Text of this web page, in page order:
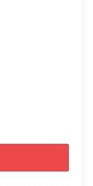
-Bijou 5ml